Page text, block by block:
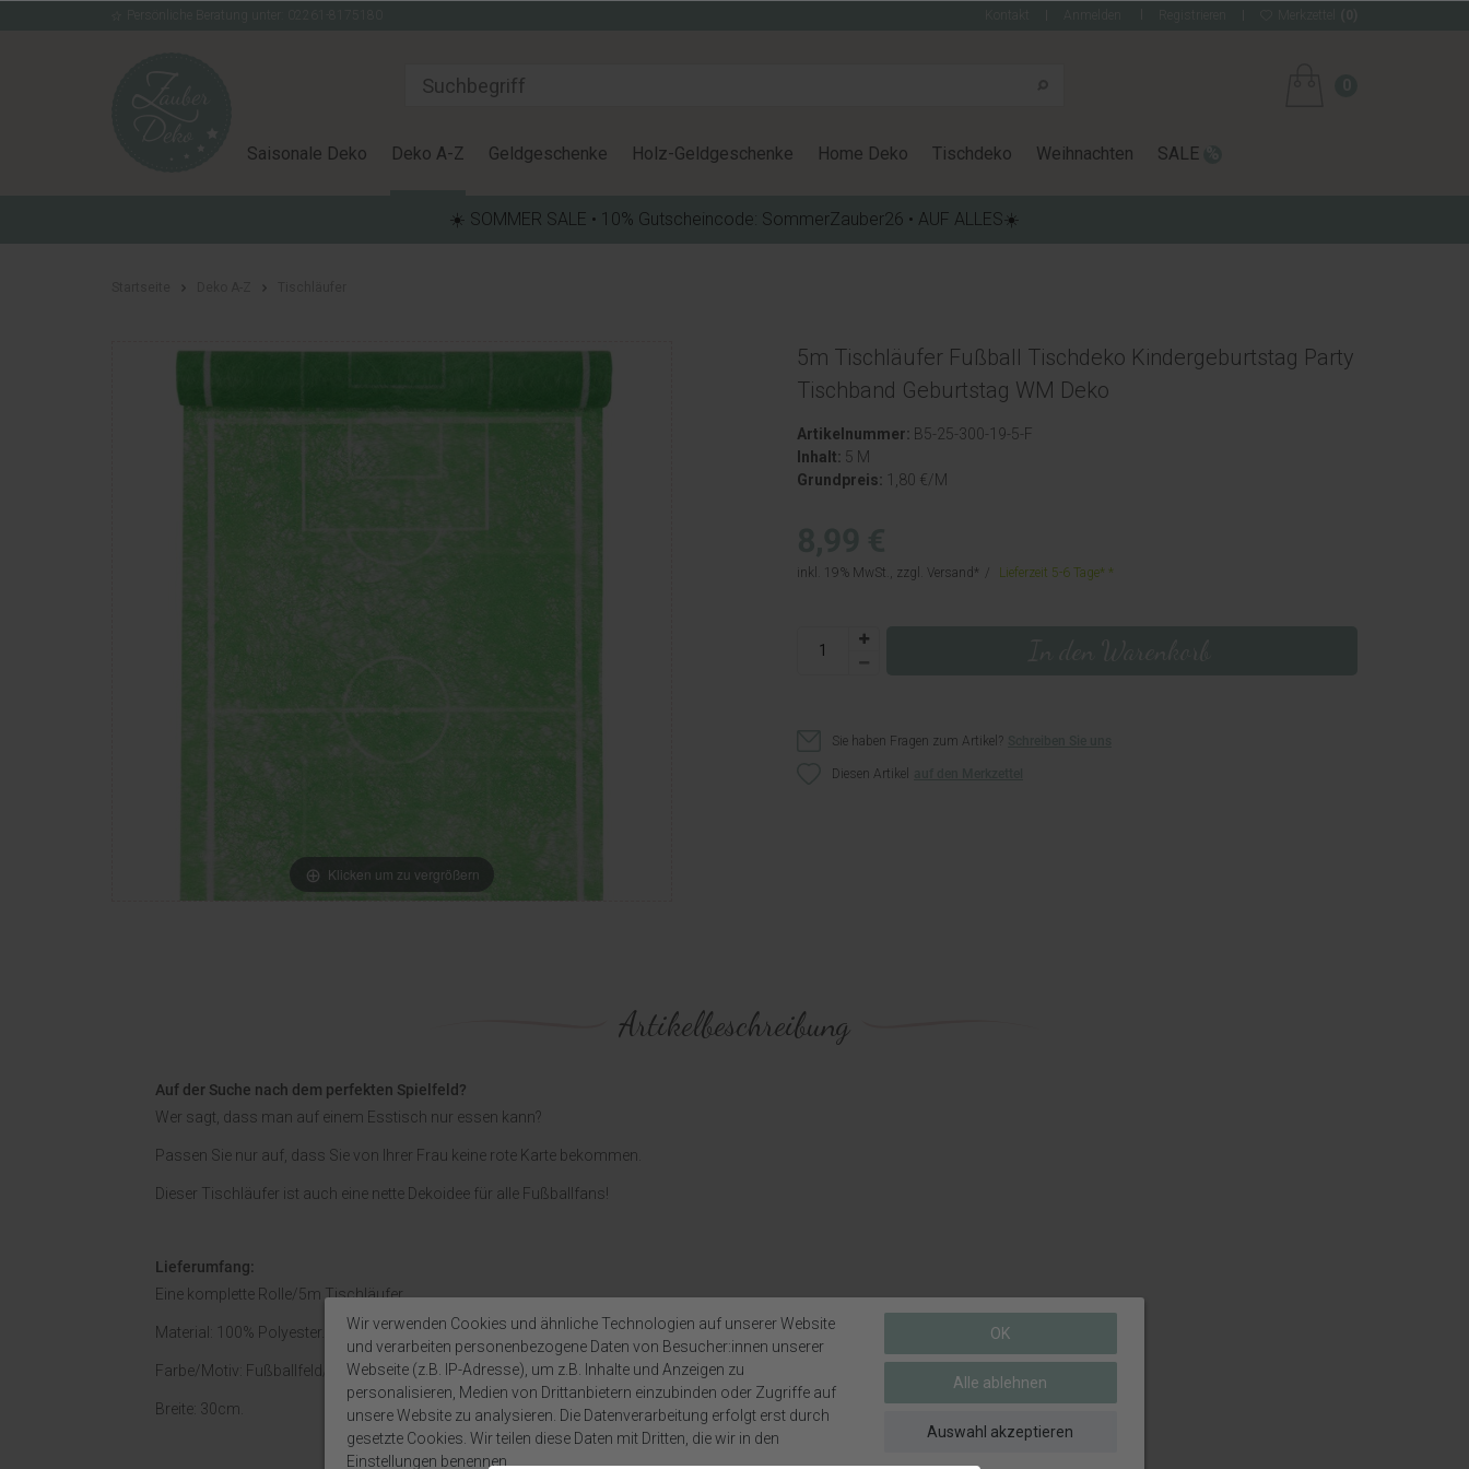
Saisonale Deko Deko A-Z Geldgeschenke Holz-Geldgeschenke Home Deko Tischdeko Weihnachten SALE
☀️ SOMMER SALE • 10% Gutscheincode: SommerZauber26 • AUF ALLES☀️
Klicken um zu vergrößern
5m Tischläufer Fußball Tischdeko Kindergeburtstag Party
Tischband Geburtstag WM Deko
Artikelnummer: B5-25-300-19-5-F
Inhalt: 5 M
Grundpreis: 1,80 €/M
inkl. 19% MwSt., zzgl. Versand Lieferzeit 5-6 Tage*
Sie haben Fragen zum Artikel?
Diesen Artikel
Artikelbeschreibung
Auf der Suche nach dem perfekten Spielfeld?
Wer sagt, dass man auf einem Esstisch nur essen kann?
Passen Sie nur auf, dass Sie von Ihrer Frau keine rote Karte bekommen.
Dieser Tischläufer ist auch eine nette Dekoidee für alle Fußballfans!
Lieferumfang:
Eine komplette Rolle/5m Tischläufer.
Material: 100% Polyester.
Farbe/Motiv: Fußballfeld/grün-weiß.
Breite: 30cm.
Wir verwenden Cookies und ähnliche Technologien auf unserer Website
und verarbeiten personenbezogene Daten von Besucher:innen unserer
Webseite (z.B. IP-Adresse), um z.B. Inhalte und Anzeigen zu
personalisieren, Medien von Drittanbietern einzubinden oder Zugriffe auf
unsere Website zu analysieren. Die Datenverarbeitung erfolgt erst durch
gesetzte Cookies. Wir teilen diese Daten mit Dritten, die wir in den
Einstellungen benennen.
OK
Alle ablehnen
Auswahl akzeptieren